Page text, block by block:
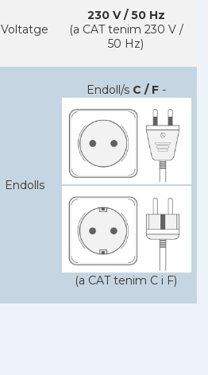
Voltatge
230 V / 50 Hz
(a CAT tenim 230 V /
50 Hz)
Endolls
Endoll/s C / F-
(a CAT tenim C i F)